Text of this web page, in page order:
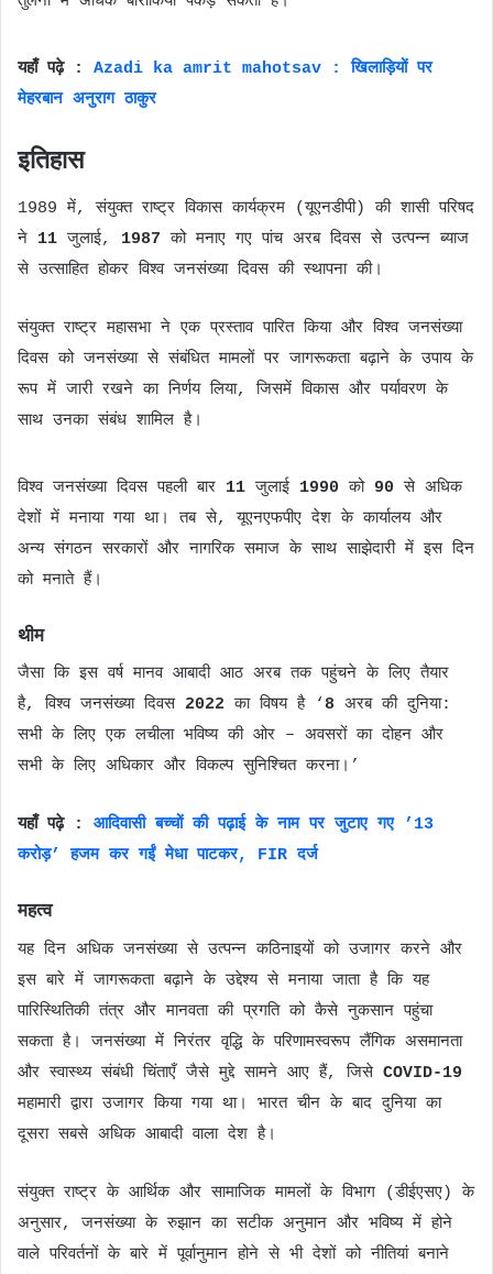
यहाँ पढ़े :
Azadi ka amrit mahotsav : खिलाड़ियों पर
मेहरबान अनुराग ठाकुर
इतिहास
1989 में, संयुक्त राष्ट्र विकास कार्यक्रम (यूएनडीपी) की शासी परिषद
ने 11 जुलाई, 1987 को मनाए गए पांच अरब दिवस से उत्पन्न ब्याज
से उत्साहित होकर विश्व जनसंख्या दिवस की स्थापना की।
संयुक्त राष्ट्र महासभा ने एक प्रस्ताव पारित किया और विश्व जनसंख्या
दिवस को जनसंख्या से संबंधित मामलों पर जागरूकता बढ़ाने के उपाय के
रूप में जारी रखने का निर्णय लिया, जिसमें विकास और पर्यावरण के
साथ उनका संबंध शामिल है।
विश्व जनसंख्या दिवस पहली बार 11 जुलाई 1990 को 90 से अधिक
देशों में मनाया गया था। तब से, यूएनएफपीए देश के कार्यालय और
अन्य संगठन सरकारों और नागरिक समाज के साथ साझेदारी में इस दिन
को मनाते हैं।
थीम
जैसा कि इस वर्ष मानव आबादी आठ अरब तक पहुंचने के लिए तैयार
है, विश्व जनसंख्या दिवस 2022 का विषय है ‘8 अरब की दुनिया:
सभी के लिए एक लचीला भविष्य की ओर – अवसरों का दोहन और
सभी के लिए अधिकार और विकल्प सुनिश्चित करना।’
यहाँ पढ़े : आदिवासी बच्चों की पढ़ाई के नाम पर जुटाए गए ’13
करोड़’ हजम कर गईं मेधा पाटकर, FIR दर्ज
महत्व
यह दिन अधिक जनसंख्या से उत्पन्न कठिनाइयों को उजागर करने और
इस बारे में जागरूकता बढ़ाने के उद्देश्य से मनाया जाता है कि यह
पारिस्थितिकी तंत्र और मानवता की प्रगति को कैसे नुकसान पहुंचा
सकता है। जनसंख्या में निरंतर वृद्धि के परिणामस्वरूप लैंगिक असमानता
और स्वास्थ्य संबंधी चिंताएँ जैसे मुद्दे सामने आए हैं, जिसे COVID-19
महामारी द्वारा उजागर किया गया था। भारत चीन के बाद दुनिया का
दूसरा सबसे अधिक आबादी वाला देश है।
संयुक्त राष्ट्र के आर्थिक और सामाजिक मामलों के विभाग (डीईएसए) के
अनुसार, जनसंख्या के रुझान का सटीक अनुमान और भविष्य में होने
वाले परिवर्तनों के बारे में पूर्वानुमान होने से भी देशों को नीतियां बनाने